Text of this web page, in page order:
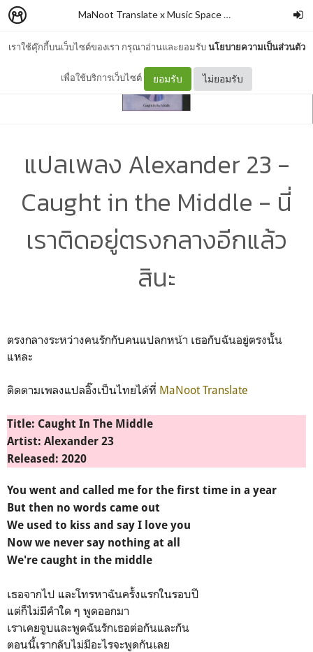
เราใช้คุ๊กกี้บนเว็บไซต์ของเรา กรุณาอ่านและยอมรับนโยบายความเป็นส่วนตัว
เพื่อใช้บริการเว็บไซต์ ยอมรับ ไม่ยอมรับ
MaNoot Translate x Music Space #2 cocococoayeah
แปลเพลง Alexander 23 -
Caught in the Middle - นี่
เราติดอยู่ตรงกลางอีกแล้ว
สินะ
ตรงกลางระหว่างคนรักกับคนแปลกหน้า เธอกับฉันอยู่ตรงนั้น
แหละ
ติดตามเพลงแปลอิ๊งเป็นไทยได้ที่ MaNoot Translate
Title: Caught In The Middle
Artist: Alexander 23
Released: 2020
You went and called me for the first time in a year
But then no words came out
We used to kiss and say I love you
Now we never say nothing at all
We're caught in the middle
เธอจากไป และโทรหาฉันครั้งแรกในรอบปี
แต่ก็ไม่มีคำใด ๆ พูดออกมา
เราเคยจูบและพูดฉันรักเธอต่อกันและกัน
ตอนนี้เรากลับไม่มีอะไรจะพูดกันเลย